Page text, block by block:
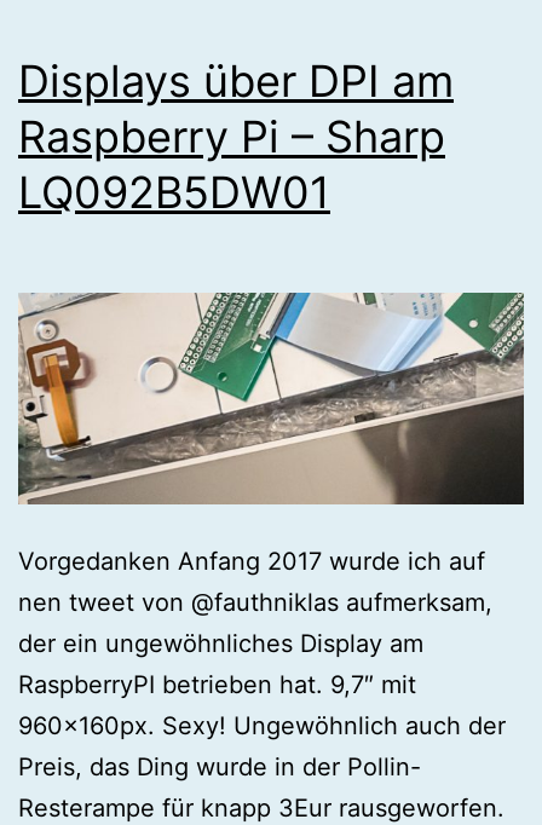
Displays über DPI am
Raspberry Pi – Sharp
LQ092B5DW01
Vorgedanken Anfang 2017 wurde ich auf
nen tweet von @fauthniklas aufmerksam,
der ein ungewöhnliches Display am
RaspberryPI betrieben hat. 9,7″ mit
960x160px. Sexy! Ungewöhnlich auch der
Preis, das Ding wurde in der Pollin-
Resterampe für knapp 3Eur rausgeworfen.